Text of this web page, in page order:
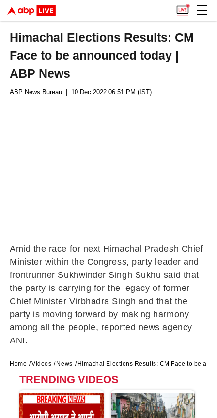
Himachal Elections Results: CM
Face to be announced today |
ABP News
ABP News Bureau | 10 Dec 2022 06:51 PM (IST)
Amid the race for next Himachal Pradesh Chief
Minister within the Congress, party leader and
frontrunner Sukhwinder Singh Sukhu said that
the party is carrying for the legacy of former
Chief Minister Virbhadra Singh and that the
party is moving forward by making harmony
among all the people, reported news agency
ANI.
Home Videos News Himachal Elections Results: CM Face to be
TRENDING VIDEOS